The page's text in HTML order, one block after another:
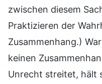
zwischen diesem
Praktizieren der
Zusammenhang.)
keinen
Unrecht streitet, hält